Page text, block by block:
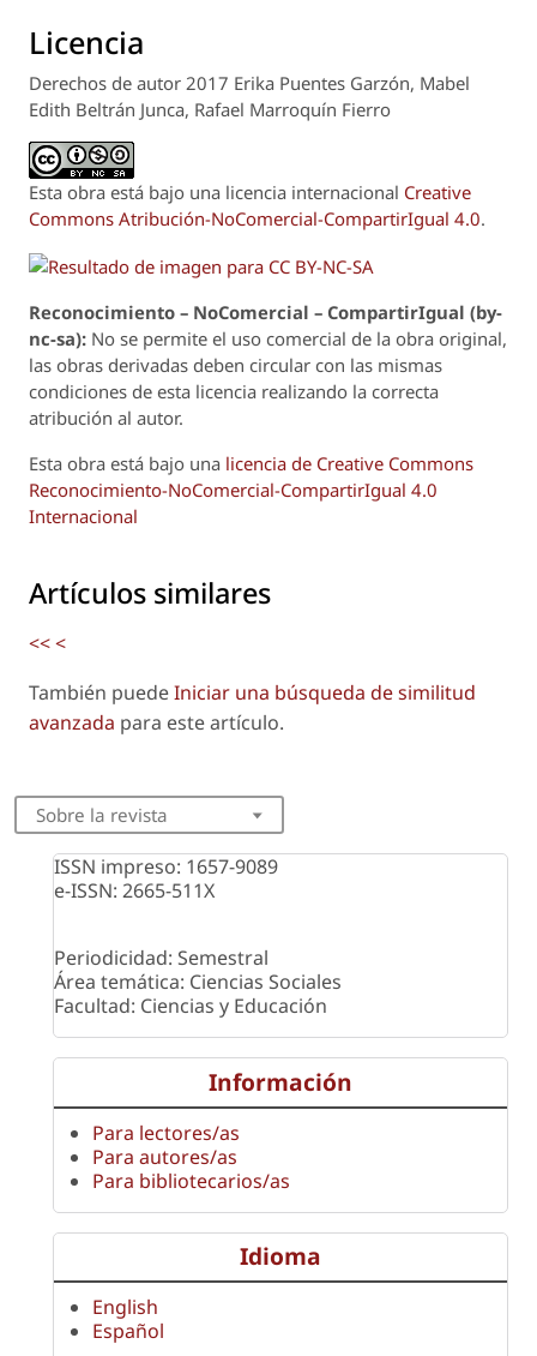
Licencia
Derechos de autor 2017 Erika Puentes Garzón, Mabel
Edith Beltrán Junca, Rafael Marroquín Fierro
Esta obra está bajo una licencia internacional Creative
Commons Atribución-NoComercial-CompartirIgual 4.0.
Reconocimiento – NoComercial – CompartirIgual (by-
nc-sa): No se permite el uso comercial de la obra original,
las obras derivadas deben circular con las mismas
condiciones de esta licencia realizando la correcta
atribución al autor.
Esta obra está bajo una licencia de Creative Commons
Reconocimiento-NoComercial-CompartirIgual 4.0
Internacional
Artículos similares
<<<
También puedeIniciar una búsqueda de similitud
avanzada para este artículo.
Sobre la revista
ISSN impreso: 1657-9089
e-ISSN: 2665-511X
Periodicidad: Semestral
Área temática: Ciencias Sociales
Facultad: Ciencias y Educación
Información
Para lectores/as
Para autores/as
Para bibliotecarios/as
Idioma
English
Español